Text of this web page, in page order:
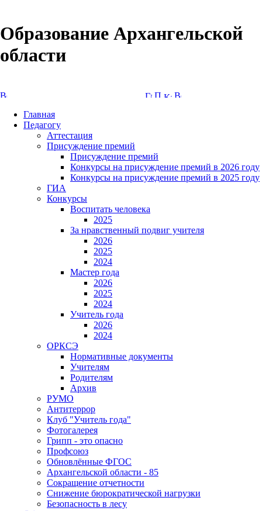
Образование Архангельской
области
Главная
Педагогу
Аттестация
Присуждение премий
Присуждение премий
Конкурсы на присуждение премий в 2026 году
Конкурсы на присуждение премий в 2025 году
ГИА
Конкурсы
Воспитать человека
2025
За нравственный подвиг учителя
2026
2025
2024
Мастер года
2026
2025
2024
Учитель года
2026
2024
ОРКСЭ
Нормативные документы
Учителям
Родителям
Архив
РУМО
Антитеррор
Клуб "Учитель года"
Фотогалерея
Грипп - это опасно
Профсоюз
Обновлённые ФГОС
Архангельской области - 85
Сокращение отчетности
Снижение бюрократической нагрузки
Безопасность в лесу